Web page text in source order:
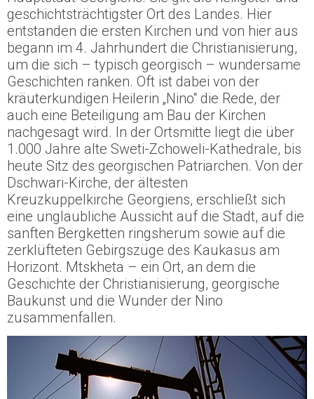
geschichtsträchtigster Ort des Landes. Hier
entstanden die ersten Kirchen und von hier aus
begann im 4. Jahrhundert die Christianisierung,
um die sich – typisch georgisch – wundersame
Geschichten ranken. Oft ist dabei von der
kräuterkundigen Heilerin „Nino“ die Rede, der
auch eine Beteiligung am Bau der Kirchen
nachgesagt wird. In der Ortsmitte liegt die über
1.000 Jahre alte Sweti-Zchoweli-Kathedrale, bis
heute Sitz des georgischen Patriarchen. Von der
Dschwari-Kirche, der ältesten
Kreuzkuppelkirche Georgiens, erschließt sich
eine unglaubliche Aussicht auf die Stadt, auf die
sanften Bergketten ringsherum sowie auf die
zerklüfteten Gebirgszüge des Kaukasus am
Horizont. Mtskheta – ein Ort, an dem die
Geschichte der Christianisierung, georgische
Baukunst und die Wunder der Nino
zusammenfallen.